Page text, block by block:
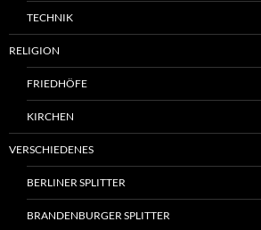
TECHNIK
RELIGION
FRIEDHÖFE
KIRCHEN
VERSCHIEDENES
BERLINER SPLITTER
BRANDENBURGER SPLITTER